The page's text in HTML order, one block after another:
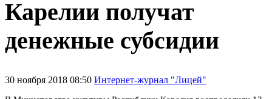
Карелии получат
денежные субсидии
30 ноября 2018 08:50 Интернет-журнал "Лицей"